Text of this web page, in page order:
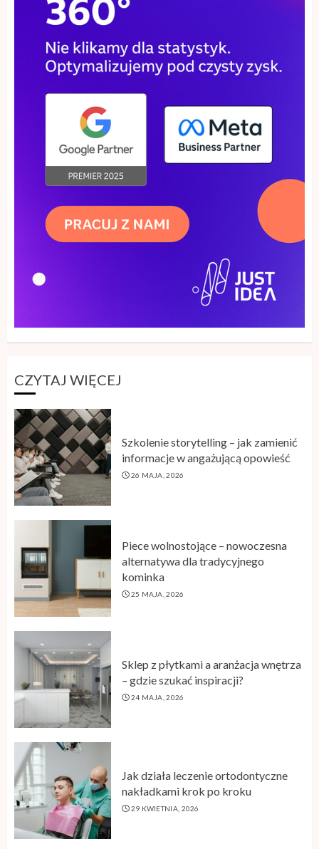
– gdzie szukać inspiracji?
24 MAJA, 2026
CZYTAJ WIĘCEJ
Szkolenie storytelling – jak zamienić
informacje w angażującą opowieść
26 MAJA, 2026
Piece wolnostojące – nowoczesna
alternatywa dla tradycyjnego
kominka
25 MAJA, 2026
Sklep z płytkami a aranżacja wnętrza
– gdzie szukać inspiracji?
24 MAJA, 2026
Jak działa leczenie ortodontyczne
nakładkami krok po kroku
29 KWIETNIA, 2026